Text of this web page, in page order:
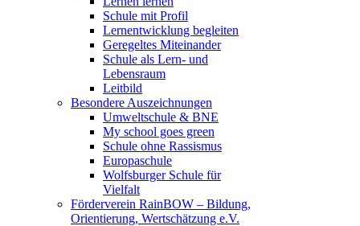
Schule mit Profil
Lernentwicklung begleiten
Geregeltes Miteinander
Schule als Lern- und
Lebensraum
Leitbild
Besondere Auszeichnungen
Umweltschule & BNE
My school goes green
Schule ohne Rassismus
Europaschule
Wolfsburger Schule für
Vielfalt
Förderverein RainBOW – Bildung,
Orientierung, Wertschätzung e.V.